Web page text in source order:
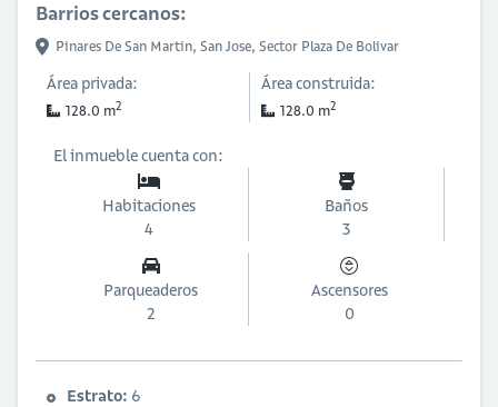
Barrios cercanos:
Pinares De San Martin, San Jose, Sector Plaza De Bolivar
Área privada:
128.0 m2
Área construida:
128.0 m2
El inmueble cuenta con:
Habitaciones
4
Baños
3
Parqueaderos
2
Ascensores
0
Estrato: 6